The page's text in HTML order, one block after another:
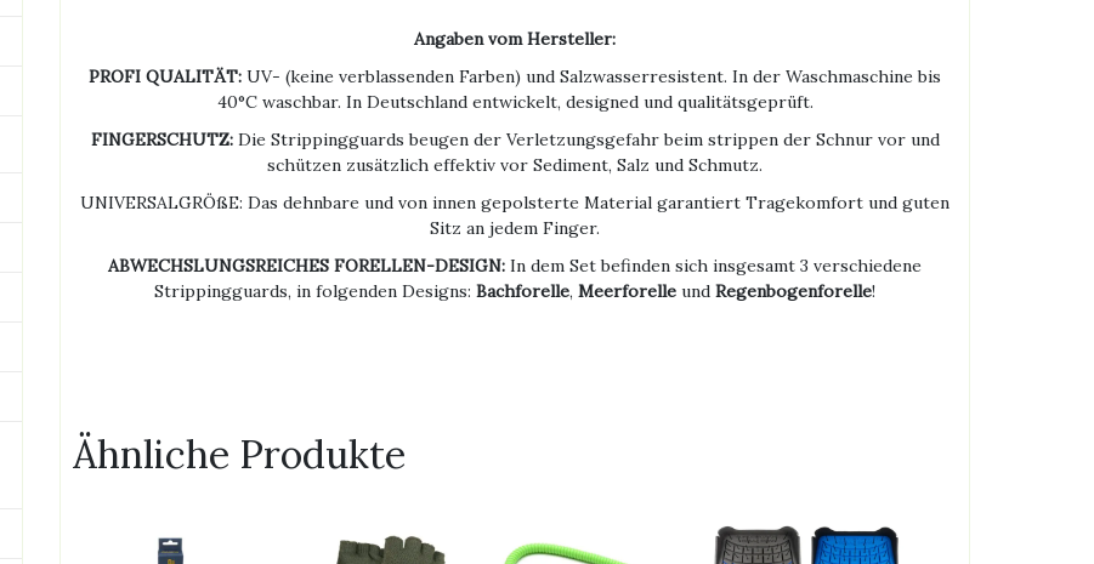
Angaben vom Hersteller:
PROFI QUALITÄT: UV- (keine verblassenden Farben) und Salzwasserresistent. In der Waschmaschine bis
40°C waschbar. In Deutschland entwickelt, designed und qualitätsgeprüft.
FINGERSCHUTZ:Die Strippingguards beugen der Verletzungsgefahr beim strippen der Schnur vor und
schützen zusätzlich effektiv vor Sediment, Salz und Schmutz.
UNIVERSALGRÖßE: Das dehnbare und von innen gepolsterte Material garantiert Tragekomfort und guten
Sitz an jedem Finger.
ABWECHSLUNGSREICHES FORELLEN-DESIGN: In dem Set befinden sich insgesamt 3 verschiedene
Strippingguards, in folgenden Designs: Bachforelle, Meerforelle und Regenbogenforelle!
Ähnliche Produkte